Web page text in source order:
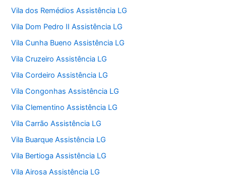
Vila dos Remédios Assistência LG
Vila Dom Pedro II Assistência LG
Vila Cunha Bueno Assistência LG
Vila Cruzeiro Assistência LG
Vila Cordeiro Assistência LG
Vila Congonhas Assistência LG
Vila Clementino Assistência LG
Vila Carrão Assistência LG
Vila Buarque Assistência LG
Vila Bertioga Assistência LG
Vila Airosa Assistência LG